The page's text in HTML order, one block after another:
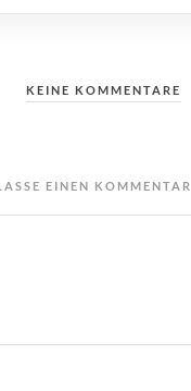
KEINE KOMMENTARE
EINEN KOMMENTAR